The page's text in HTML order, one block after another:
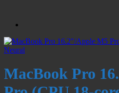
MacBook Pro